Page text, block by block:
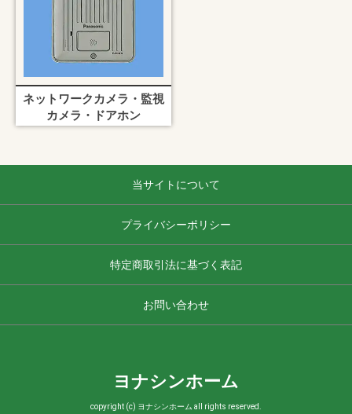
ネットワークカメラ・監視
カメラ・ドアホン
当サイトについて
プライバシーポリシー
特定商取引法に基づく表記
お問い合わせ
ヨナシンホーム
copyright (c) ヨナシンホーム all rights reserved.